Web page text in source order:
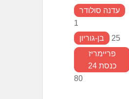
עדנה סולודר
1
בן-גוריון
25
פריימריז
כנסת 24
80